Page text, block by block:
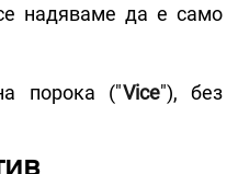
надяваме да е само
порока ("Vice"), без